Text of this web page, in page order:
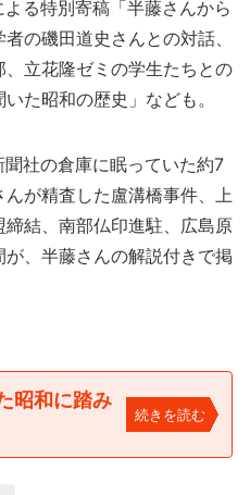
る特別寄稿「半藤さんから
の磯田道史さんとの対話、
立花隆ゼミの学生たちとの
た昭和の歴史」なども。
社の倉庫に眠っていた約7
が精査した盧溝橋事件、上
結、南部仏印進駐、広島原
、半藤さんの解説付きで掲
昭和に踏み
続きを読む